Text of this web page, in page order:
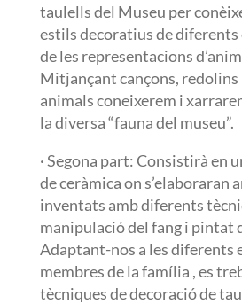
taulells del Museu per
estils decoratius de diferents
de les representacions
Mitjançant cançons, redolins
animals coneixerem i
la diversa “fauna del museu”.
· Segona part: Consistirà en
de ceràmica on s’elaboraran
inventats amb diferents
manipulació del fang i pintat
Adaptant-nos a les diferents
membres de la família , es
tècniques de decoració de